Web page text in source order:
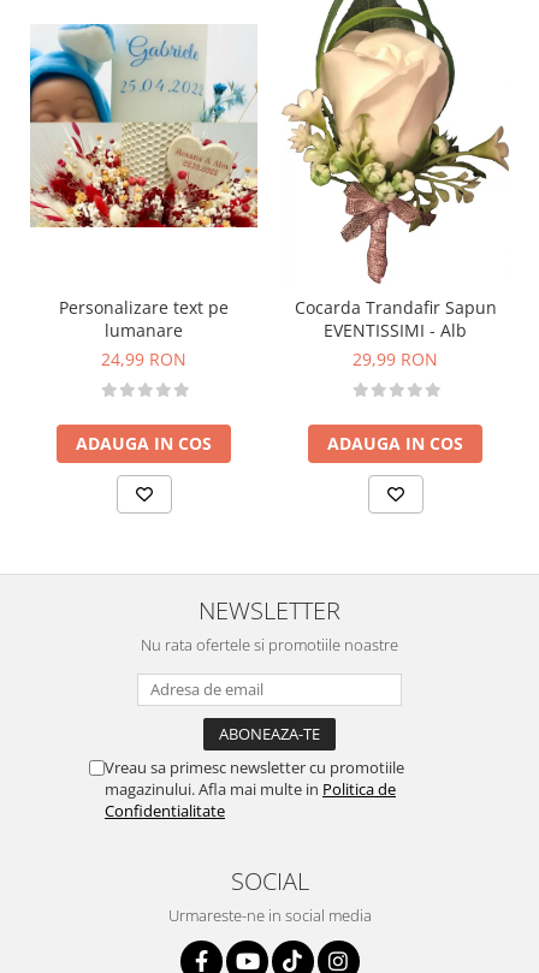
Personalizare text pe
lumanare
24,99 RON
ADAUGA IN COS
Cocarda Trandafir Sapun
EVENTISSIMI - Alb
29,99 RON
ADAUGA IN COS
NEWSLETTER
Nu rata ofertele si promotiile noastre
Vreau sa primesc newsletter cu promotiile
magazinului. Afla mai multe in Politica de
Confidentialitate
SOCIAL
Urmareste-ne in social media